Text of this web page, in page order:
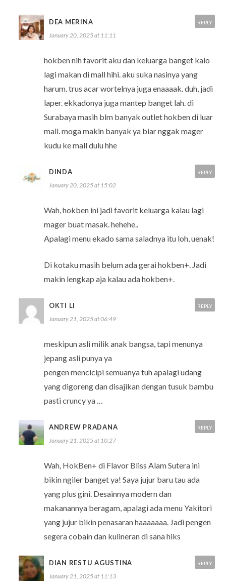
DEA MERINA
January 20, 2025 at 11:11
hokben nih favorit aku dan keluarga banget kalo
lagi makan di mall hihi. aku suka nasinya yang
harum. trus acar wortelnya juga enaaaak. duh, jadi
laper. ekkadonya juga mantep banget lah. di
Surabaya masih blm banyak outlet hokben di luar
mall. moga makin banyak ya biar nggak mager
kudu ke mall dulu hhe
REPLY
DINDA
January 20, 2025 at 15:02
Wah, hokben ini jadi favorit keluarga kalau lagi
mager buat masak. hehehe..
Apalagi menu ekado sama saladnya itu loh, uenak!
Di kotaku masih belum ada gerai hokben+. Jadi
makin lengkap aja kalau ada hokben+.
REPLY
OKTI LI
January 21, 2025 at 06:49
meskipun asli milik anak bangsa, tapi menunya
jepang asli punya ya
pengen mencicipi semuanya tuh apalagi udang
yang digoreng dan disajikan dengan tusuk bambu
pasti cruncy ya …
REPLY
ANDREW PRADANA
January 21, 2025 at 10:27
Wah, HokBen+ di Flavor Bliss Alam Sutera ini
bikin ngiler banget ya! Saya jujur baru tau ada
yang plus gini. Desainnya modern dan
makanannya beragam, apalagi ada menu Yakitori
yang jujur bikin penasaran haaaaaaa. Jadi pengen
segera cobain dan kulineran di sana hiks
REPLY
DIAN RESTU AGUSTINA
January 21, 2025 at 11:13
REPLY